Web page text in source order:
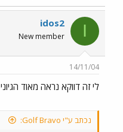
I
idos2
New member
14/11/04
לי זה דווקא נראה מאוד הגיוני
נכתב ע"י Golf Bravo: